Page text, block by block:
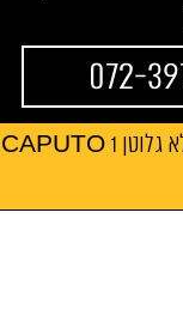
קמח ללא גלוטן CAPUTO 1